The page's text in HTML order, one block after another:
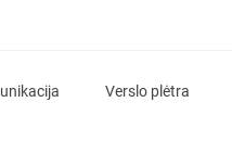
Verslo plėtra